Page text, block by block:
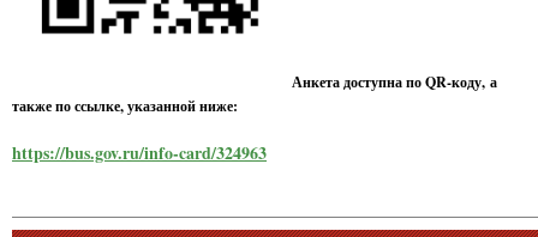
Анкета доступна по QR-коду, а
также по ссылке, указанной ниже:
https://bus.gov.ru/info-card/324963